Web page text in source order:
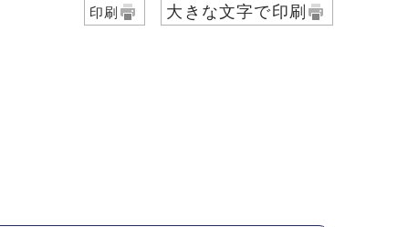
印刷 大きな文字で印刷